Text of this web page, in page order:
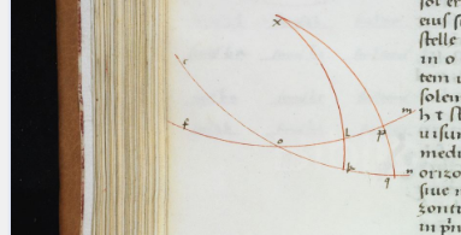
blank space (so that a search ends
at word boundaries).
Jobs
Publications
Conference
Arabic Works
Arabic Manuscripts